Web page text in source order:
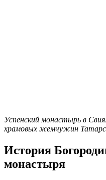
Успенский монастырь в
храмовых жемчужин
История
монастыря